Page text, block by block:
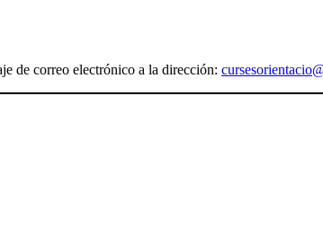
de correo electrónico a la dirección: